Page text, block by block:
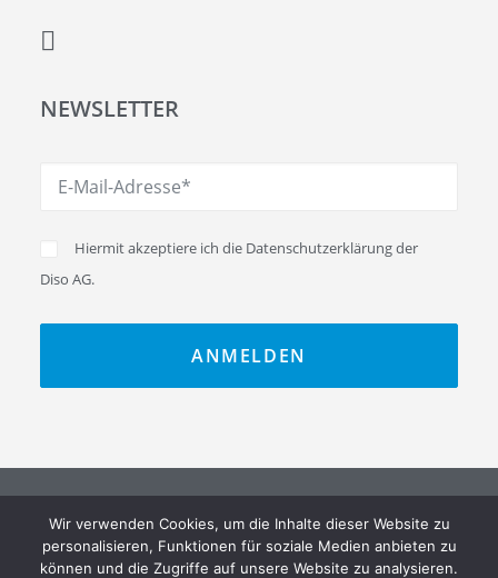
NEWSLETTER
Hiermit akzeptiere ich die Datenschutzerklärungder
Diso AG.
© 2026 Diso AG. All rights reserved
Wir verwenden Cookies, um die Inhalte dieser Website zu
personalisieren, Funktionen für soziale Medien anbieten zu
können und die Zugriffe auf unsere Website zu analysieren.